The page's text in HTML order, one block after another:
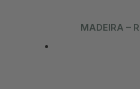
MADEIRA –